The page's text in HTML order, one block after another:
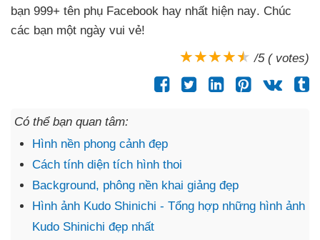
bạn 999+ tên phụ Facebook hay nhất hiện nay. Chúc
các bạn một ngày vui vẻ!
/5 ( votes)
Có thể bạn quan tâm:
Hình nền phong cảnh đẹp
Cách tính diện tích hình thoi
Background, phông nền khai giảng đẹp
Hình ảnh Kudo Shinichi - Tổng hợp những hình ảnh
Kudo Shinichi đẹp nhất